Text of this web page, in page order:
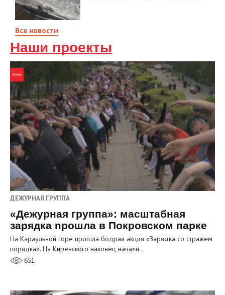
Все новости
Наши проекты
ДЕЖУРНАЯ ГРУППА
«Дежурная группа»: масштабная
зарядка прошла в Покровском парке
На Караульной горе прошла бодрая акция «Зарядка со стражем
порядка». На Киренского наконец начали…
651